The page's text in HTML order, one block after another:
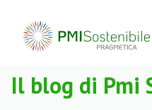
Il blog di Pmi